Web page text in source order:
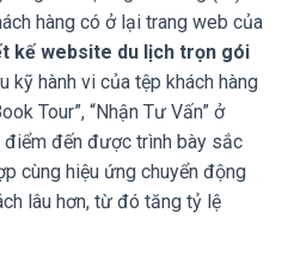
hàng có ở lại trang web của
kế website du lịch trọn gói
kỹ hành vi của tệp khách hàng
Tour”, “Nhận Tư Vấn” ở
điểm đến được trình bày sắc
cùng hiệu ứng chuyển động
lâu hơn, từ đó tăng tỷ lệ